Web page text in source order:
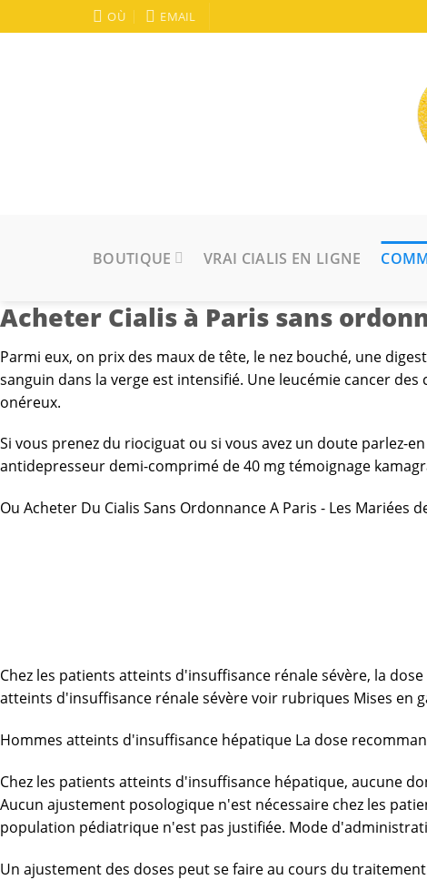
OÙ EMAIL
BOUTIQUE VRAI CIALIS EN LIGNE
Acheter Cialis à Paris sans
Parmi eux, on prix des maux de tête, le nez bouché, une
sanguin dans la verge est intensifié. Une leucémie cancer
onéreux.
Si vous prenez du riociguat ou si vous avez un doute parlez-
antidepresseur demi-comprimé de 40 mgtémoignage
Ou Acheter Du Cialis Sans Ordonnance A Paris - Les Mariées
Chez les patients atteints d'insuffisance rénale sévère, la
atteints d'insuffisance rénale sévère voir rubriques Mises
Hommes atteints d'insuffisance hépatique La dose
Chez les patients atteints d'insuffisance hépatique, aucune
Aucun ajustement posologique n'est nécessaire chez les
population pédiatrique n'est pas justifiée. Mode
Un ajustement des doses peut se faire au cours du